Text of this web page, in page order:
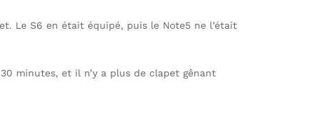
Le S6 en était équipé, puis le Note5 ne l’était
minutes, et il n’y a plus de clapet gênant